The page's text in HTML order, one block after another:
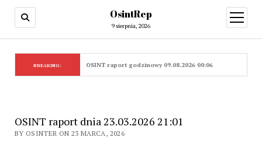
OsintRep
9 sierpnia, 2026
open
menu
BREAKING: OSINT raport godzinowy 09.08.2026 00:06
OSINT raport dnia 23.03.2026 21:01
BY OSINTER ON 23 MARCA, 2026